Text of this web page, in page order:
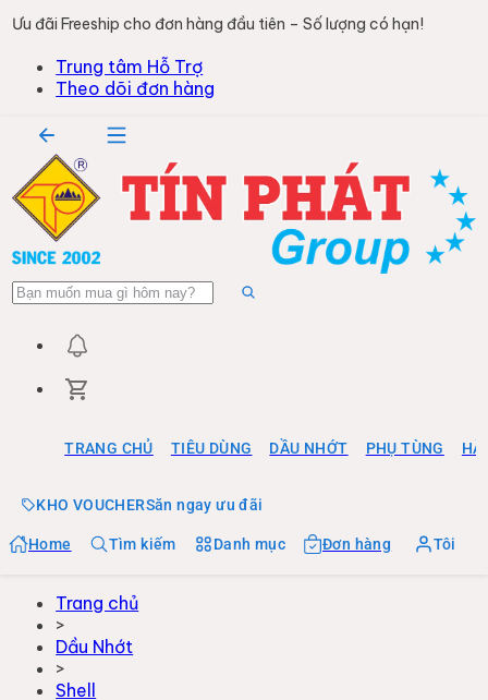
Ưu đãi Freeship cho đơn hàng đầu tiên – Số lượng có hạn!
Trung tâm Hỗ Trợ
Theo dõi đơn hàng
TRANG CHỦ TIÊU DÙNG DẦU NHỚT PHỤ TÙNG
KHO VOUCHERSăn ngay ưu đãi
Home Tìm kiếm Danh mục Đơn hàng Tôi
Trang chủ
>
Dầu Nhớt
>
Shell